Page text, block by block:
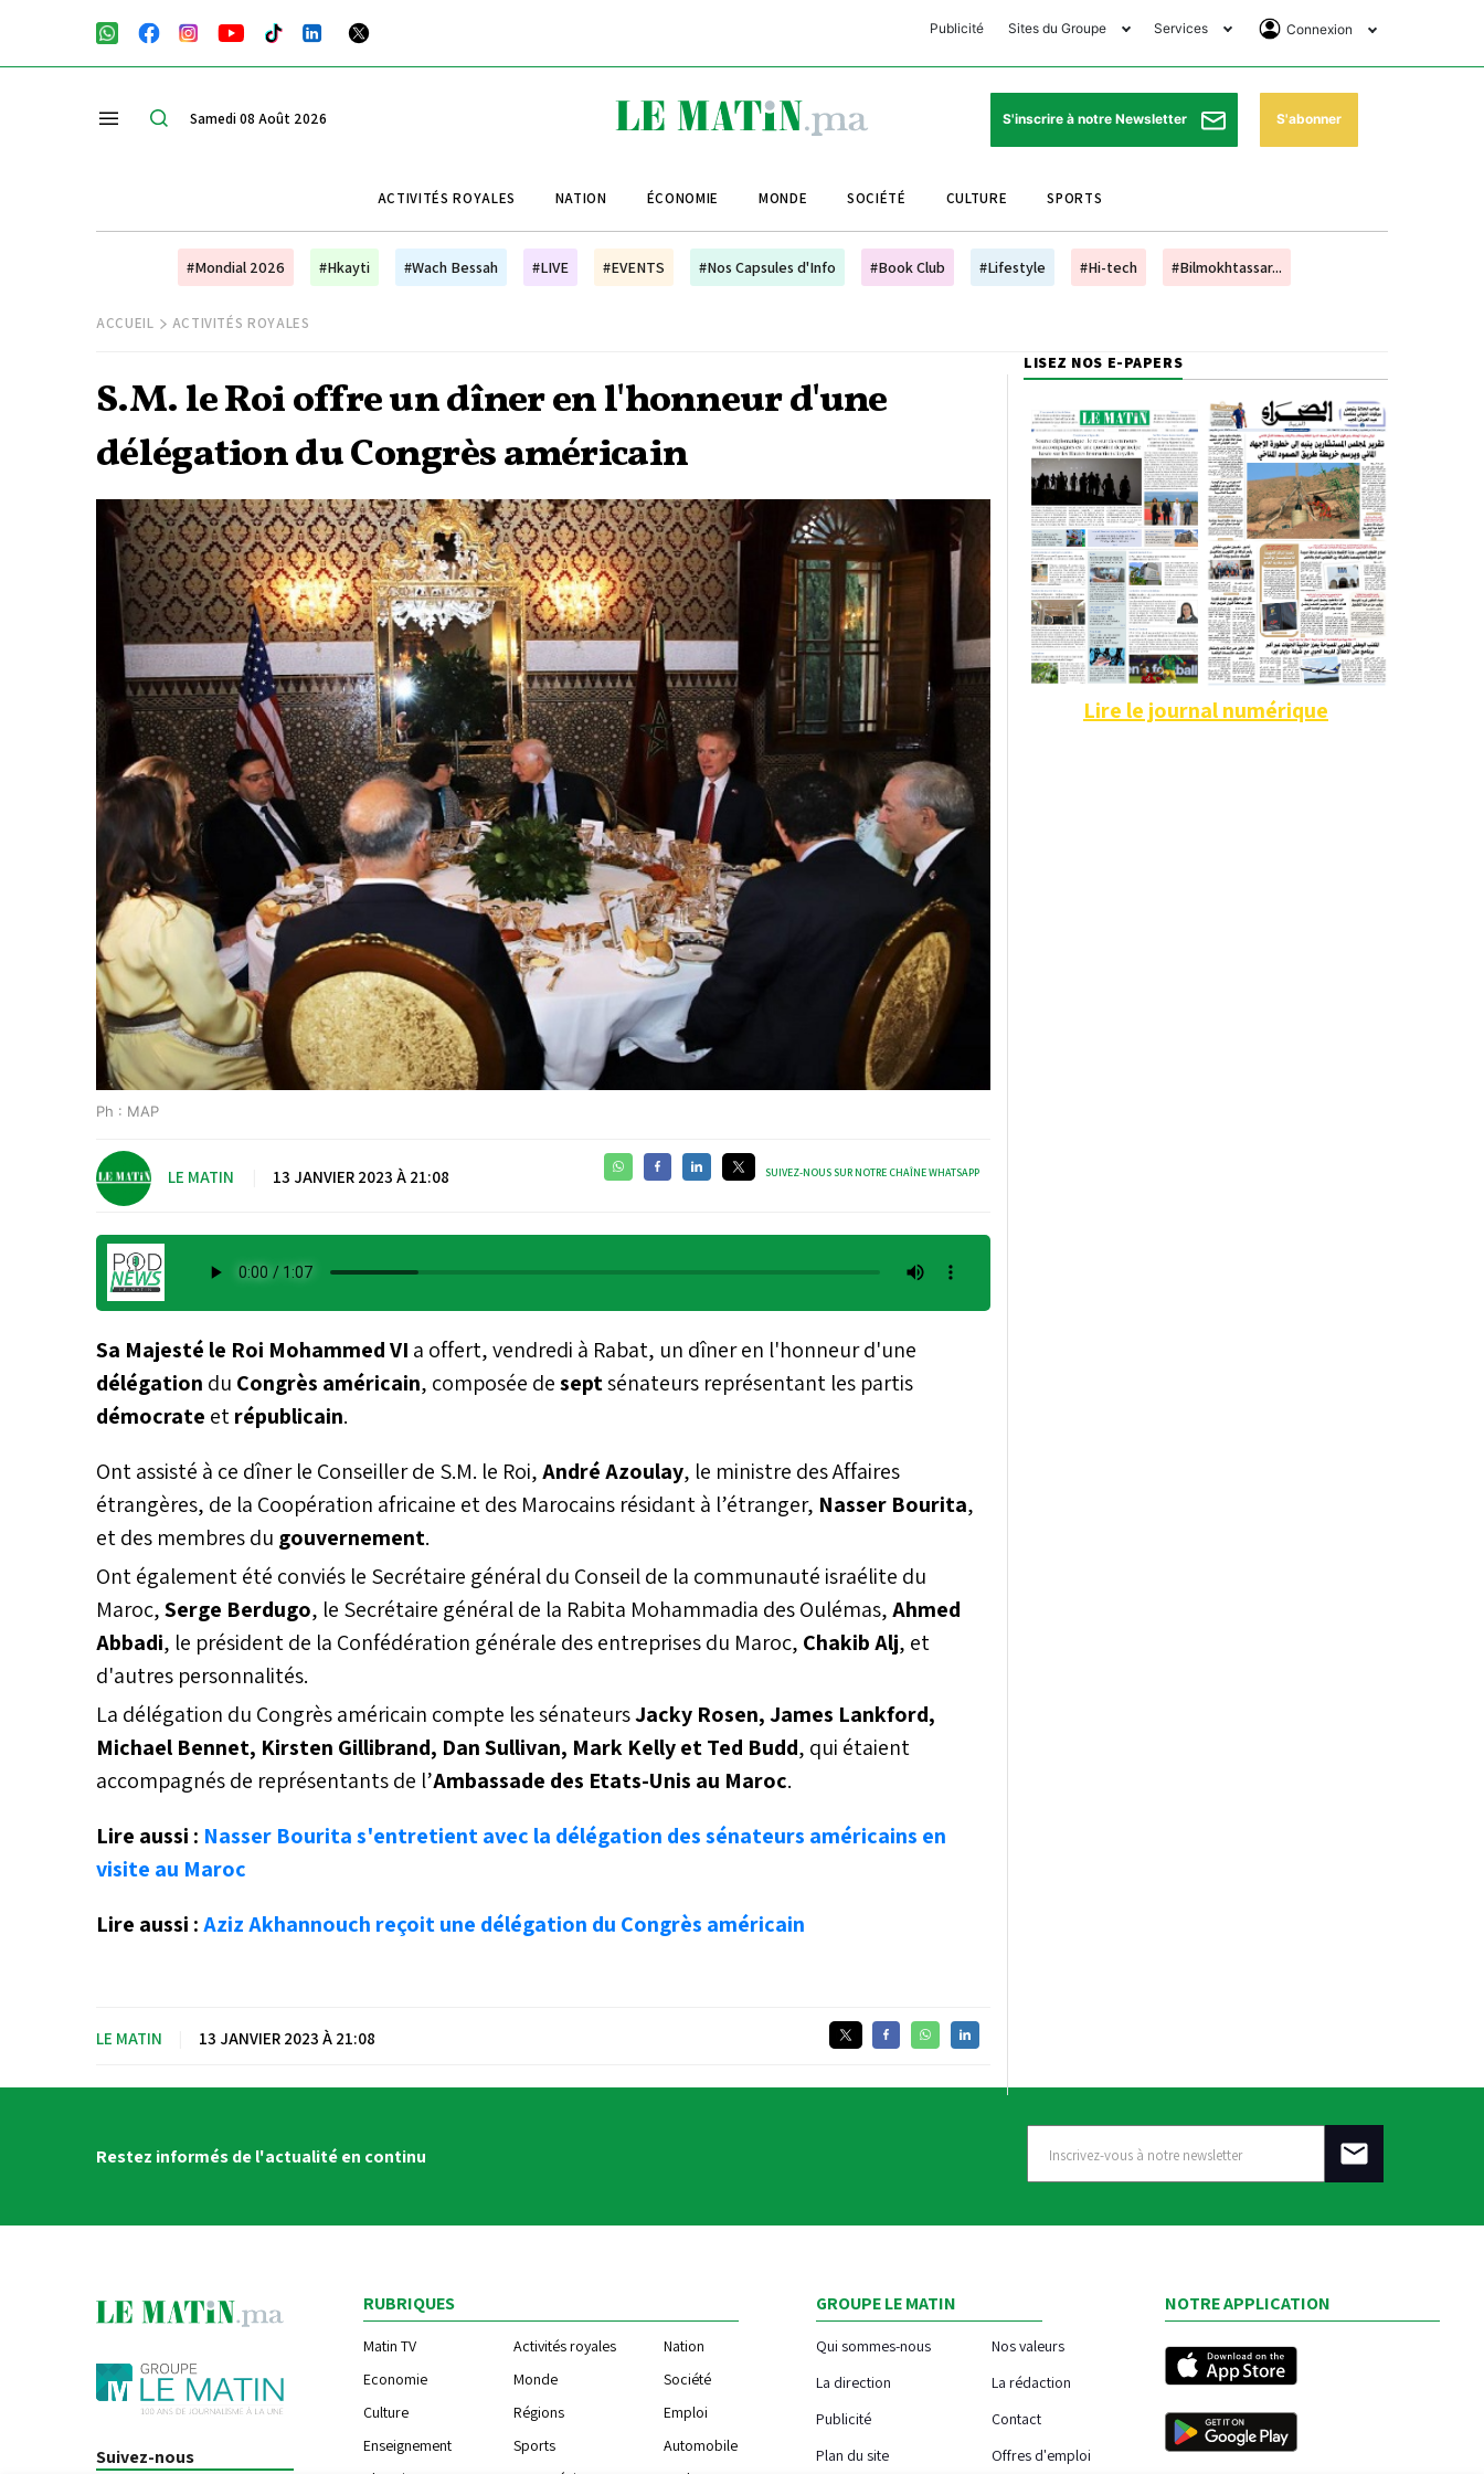
Publicité Sites du Groupe
Club Avantages
Le Matin Sports
Le Matin Store
Le Matin Annonces
Morocco Today Forum
Bookclub
Services
Horaires de prières
Pharmacies de garde
Programme TV
Cinéma
Connexion
Se Connecter
Abonnement
Samedi 08 Août 2026 S'inscrire à notre Newsletter S'abonner
ACTIVITÉS ROYALES NATION ÉCONOMIE MONDE SOCIÉTÉ CULTURE SPORTS
#Mondial 2026 #Hkayti #Wach Bessah #LIVE #EVENTS #Nos Capsules d'Info #Book Club #Lifestyle #Hi-tech #Bilmokhtassar...
ACCUEIL ACTIVITÉS ROYALES
S.M. le Roi offre un dîner en l'honneur d'une
délégation du Congrès américain
Ph : MAP
LE MATIN 13 JANVIER 2023 À 21:08 SUIVEZ-NOUS SUR NOTRE CHAÎNE WHATSAPP
Sa Majesté le Roi Mohammed VI a offert, vendredi à Rabat, un dîner en l'honneur d'une
délégation du Congrès américain, composée deseptsénateurs représentant les partis
démocrate etrépublicain.
Ont assisté à ce dîner le Conseiller de S.M. le Roi,André Azoulay, le ministre des Affaires
étrangères, de la Coopération africaine et des Marocains résidant à l’étranger, Nasser Bourita,
et des membres du gouvernement.
Ont également été conviés le Secrétaire général du Conseil de la communauté israélite du
Maroc,Serge Berdugo, le Secrétaire général de la Rabita Mohammadia des Oulémas,Ahmed
Abbadi, le président de la Confédération générale des entreprises du Maroc, Chakib Alj, et
d'autres personnalités.
La délégation du Congrès américain compte les sénateursJacky Rosen, James Lankford,
Michael Bennet, Kirsten Gillibrand, Dan Sullivan, Mark Kelly et Ted Budd, qui étaient
accompagnés de représentants de l’Ambassade des Etats-Unis au Maroc.
Lire aussi : Nasser Bourita s'entretient avec la délégation des sénateurs américains en
visite au Maroc
Lire aussi :Aziz Akhannouch reçoit une délégation du Congrès américain
LE MATIN 13 JANVIER 2023 À 21:08
LISEZ NOS E-PAPERS
Lire le journal numérique
Restez informés de l'actualité en continu
Suivez-nous
RUBRIQUES
Matin TV Activités royales
Nation
Economie
Monde
Société
Culture
Régions
Emploi
Enseignement
Sports
Automobile
GROUPE LE MATIN
Qui sommes-nous
Nos valeurs
La direction
La rédaction
Publicité
Contact
Plan du site
Offres d'emploi
NOTRE APPLICATION